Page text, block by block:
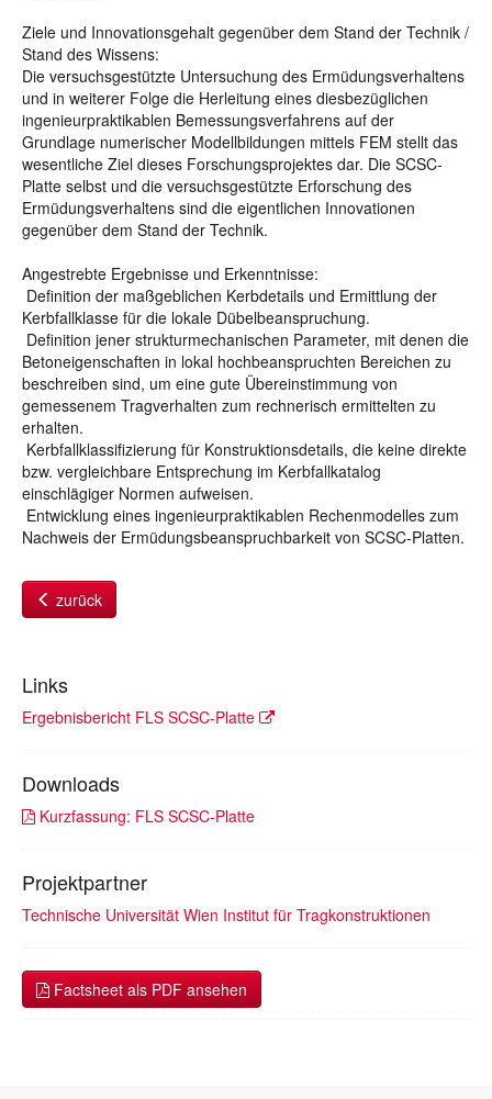
Ziele und Innovationsgehalt gegenüber dem Stand der Technik /
Stand des Wissens:
Die versuchsgestützte Untersuchung des Ermüdungsverhaltens
und in weiterer Folge die Herleitung eines diesbezüglichen
ingenieurpraktikablen Bemessungsverfahrens auf der
Grundlage numerischer Modellbildungen mittels FEM stellt das
wesentliche Ziel dieses Forschungsprojektes dar. Die SCSC-
Platte selbst und die versuchsgestützte Erforschung des
Ermüdungsverhaltens sind die eigentlichen Innovationen
gegenüber dem Stand der Technik.
Angestrebte Ergebnisse und Erkenntnisse:
 Definition der maßgeblichen Kerbdetails und Ermittlung der
Kerbfallklasse für die lokale Dübelbeanspruchung.
 Definition jener strukturmechanischen Parameter, mit denen die
Betoneigenschaften in lokal hochbeanspruchten Bereichen zu
beschreiben sind, um eine gute Übereinstimmung von
gemessenem Tragverhalten zum rechnerisch ermittelten zu
erhalten.
 Kerbfallklassifizierung für Konstruktionsdetails, die keine direkte
bzw. vergleichbare Entsprechung im Kerbfallkatalog
einschlägiger Normen aufweisen.
 Entwicklung eines ingenieurpraktikablen Rechenmodelles zum
Nachweis der Ermüdungsbeanspruchbarkeit von SCSC-Platten.
zurück
Links
Ergebnisbericht FLS SCSC-Platte
Downloads
Kurzfassung: FLS SCSC-Platte
Projektpartner
Technische Universität Wien Institut für Tragkonstruktionen
Factsheet als PDF ansehen